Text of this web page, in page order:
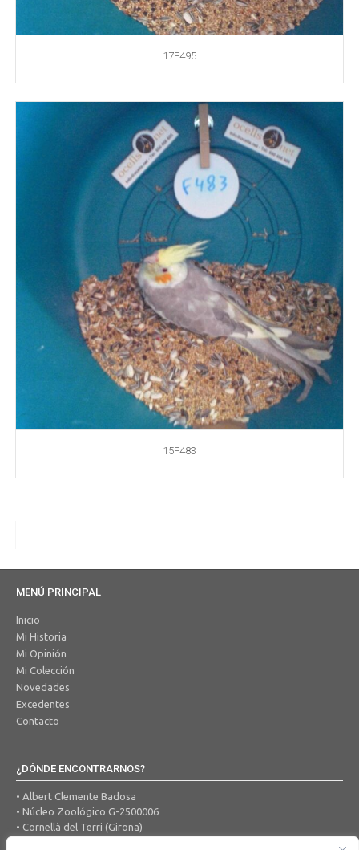
17F495
15F483
MENÚ PRINCIPAL
Inicio
Mi Historia
Mi Opinión
Mi Colección
Novedades
Excedentes
Contacto
¿DÓNDE ENCONTRARNOS?
• Albert Clemente Badosa
• Núcleo Zoológico G-2500006
• Cornellà del Terri (Girona)